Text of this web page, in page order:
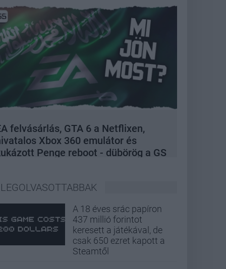
felvásárlás, GTA 6 a Netflixen,
Xbox 360 emulátor és
Penge reboot - dübörög a GS
LEGOLVASOTTABBAK
A 18 éves srác papíron
437 millió forintot
keresett a játékával, de
csak 650 ezret kapott a
Steamtől